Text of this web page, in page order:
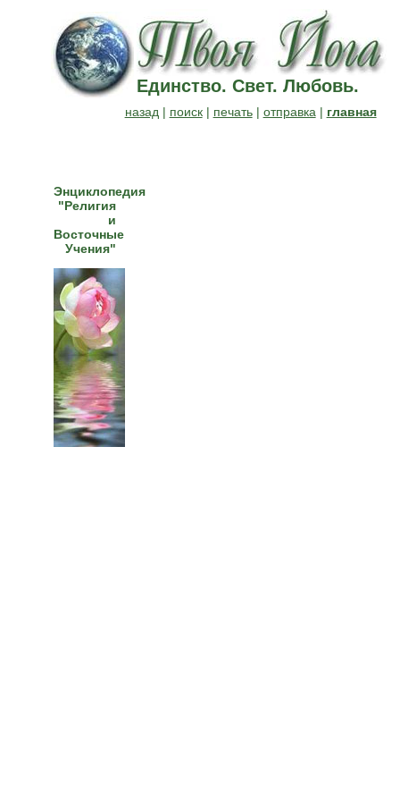
Единство. Свет. Любовь.
назад | поиск| печать| отправка | главная
Энциклопедия
"Религия
и
Восточные
Учения"